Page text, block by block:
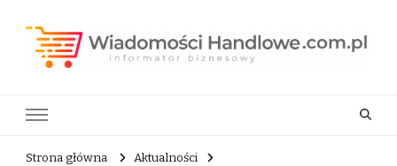
Strona główna
Aktualności